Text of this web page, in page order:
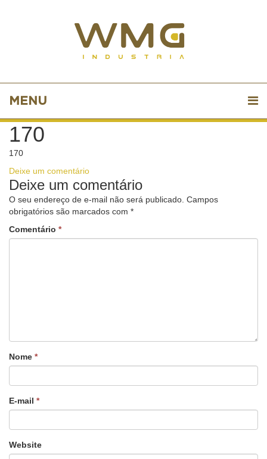
MENU
170
170
Deixe um comentário
Deixe um comentário
O seu endereço de e-mail não será publicado. Campos
obrigatórios são marcados com *
Comentário *
Nome *
E-mail *
Website